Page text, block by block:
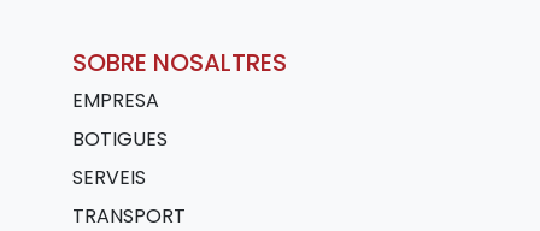
SOBRE NOSALTRES
EMPRESA
BOTIGUES
SERVEIS
TRANSPORT